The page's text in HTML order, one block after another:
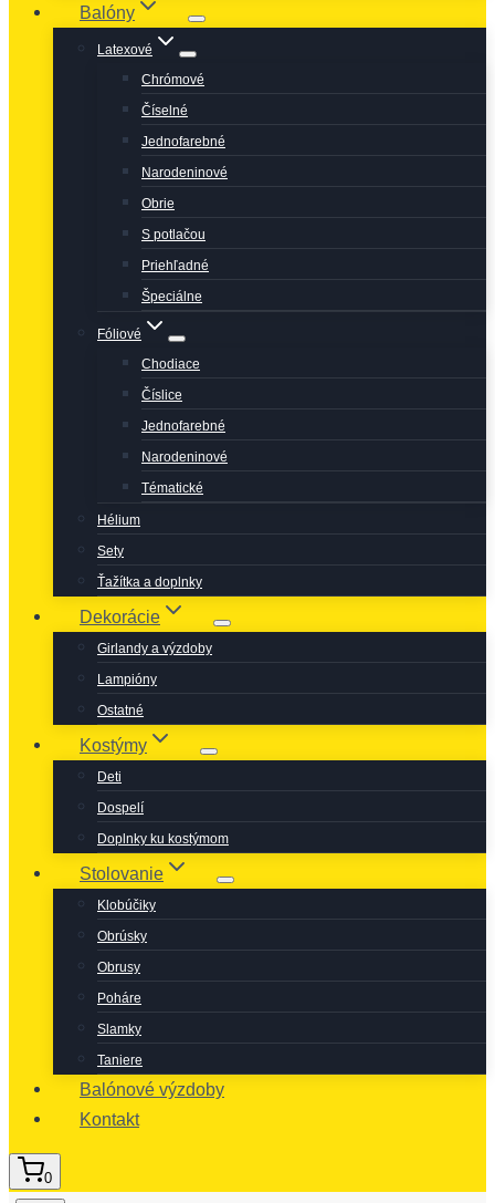
Balóny
Latexové
Chrómové
Číselné
Jednofarebné
Narodeninové
Obrie
S potlačou
Priehľadné
Špeciálne
Fóliové
Chodiace
Číslice
Jednofarebné
Narodeninové
Tématické
Hélium
Sety
Ťažítka a doplnky
Dekorácie
Girlandy a výzdoby
Lampióny
Ostatné
Kostýmy
Deti
Dospelí
Doplnky ku kostýmom
Stolovanie
Klobúčiky
Obrúsky
Obrusy
Poháre
Slamky
Taniere
Balónové výzdoby
Kontakt
0